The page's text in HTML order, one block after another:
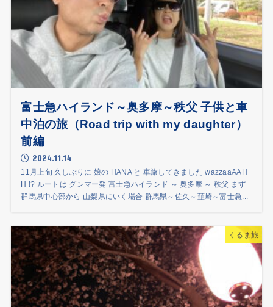
富士急ハイランド～奥多摩～秩父 子供と車
中泊の旅（Road trip with my daughter）
前編
2024.11.14
11月上旬 久しぶりに 娘の HANA と 車旅してきました wazzaaAAH
H !? ルートは グンマー発 富士急ハイランド ～ 奥多摩 ～ 秩父 まず
群馬県中心部から 山梨県にいく場合 群馬県～佐久～韮崎～富士急...
くるま旅